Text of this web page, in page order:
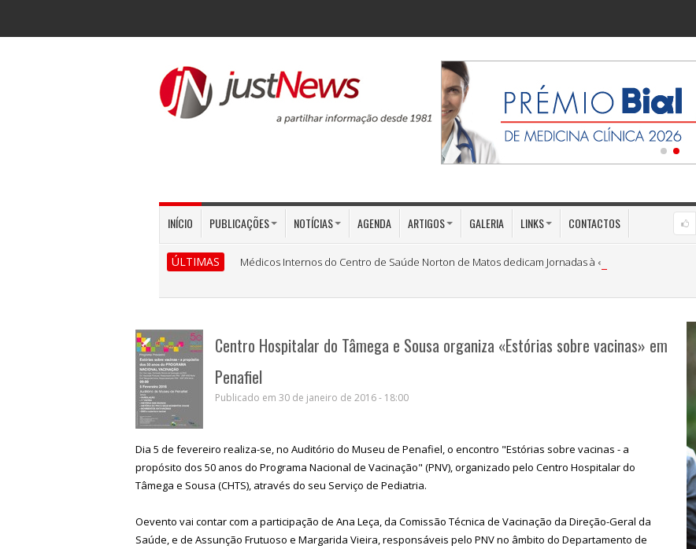
INÍCIO PUBLICAÇÕES NOTÍCIAS AGENDA ARTIGOS GALERIA LINKS CONTACTOS
ÚLTIMAS Médicos Internos do Centro de Saúde Norton de Matos dedicam Jornadas à «Medicina Preventiva»
Centro Hospitalar do Tâmega e Sousa organiza «Estórias sobre vacinas» em
Penafiel
Publicado em 30 de janeiro de 2016 - 18:00
Dia 5 de fevereiro realiza-se, no Auditório do Museu de Penafiel, o encontro "Estórias sobre vacinas - a
propósito dos 50 anos do Programa Nacional de Vacinação" (PNV), organizado pelo Centro Hospitalar do
Tâmega e Sousa (CHTS), através do seu Serviço de Pediatria.
Oevento vai contar com a participação de Ana Leça, da Comissão Técnica de Vacinação da Direção-Geral da
Saúde, e de Assunção Frutuoso e Margarida Vieira, responsáveis pelo PNV no âmbito do Departamento de